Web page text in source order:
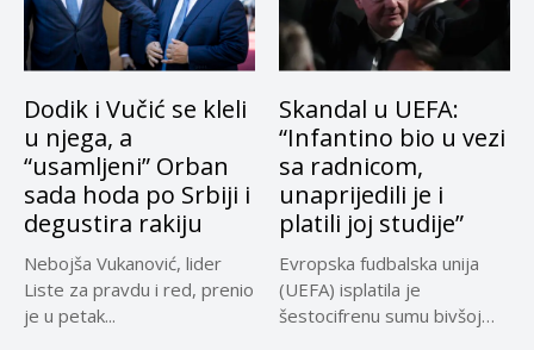
Dodik i Vučić se kleli
u njega, a
“usamljeni” Orban
sada hoda po Srbiji i
degustira rakiju
Nebojša Vukanović, lider
Liste za pravdu i red, prenio
je u petak...
Skandal u UEFA:
“Infantino bio u vezi
sa radnicom,
unaprijedili je i
platili joj studije”
Evropska fudbalska unija
(UEFA) isplatila je
šestocifrenu sumu bivšoj